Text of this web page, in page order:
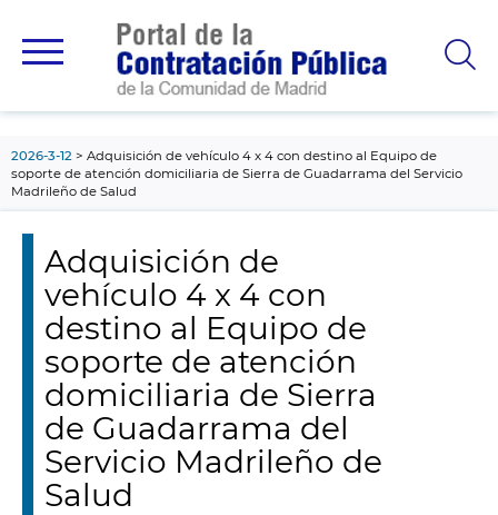
principal
2026-3-12
Adquisición de vehículo 4 x 4 con destino al Equipo de
soporte de atención domiciliaria de Sierra de Guadarrama del Servicio
Madrileño de Salud
Adquisición de
vehículo 4 x 4 con
destino al Equipo de
soporte de atención
domiciliaria de Sierra
de Guadarrama del
Servicio Madrileño de
Salud